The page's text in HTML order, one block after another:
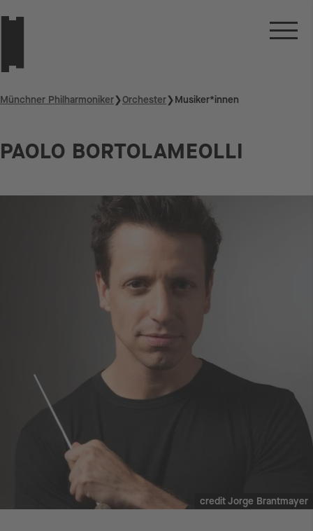
Münchner Philharmoniker❯Orchester❯Musiker*innen
PAOLO BORTOLAMEOLLI
credit Jorge Brantmayer